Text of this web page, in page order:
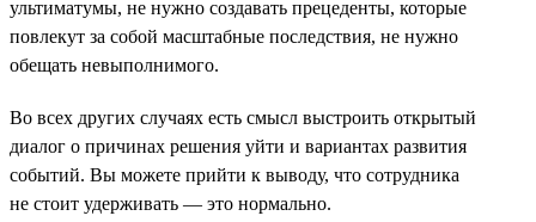
ультиматумы, не нужно создавать прецеденты, которые
повлекут за собой масштабные последствия, не нужно
обещать невыполнимого.
Во всех других случаях есть смысл выстроить открытый
диалог о причинах решения уйти и вариантах развития
событий. Вы можете прийти к выводу, что сотрудника
не стоит удерживать — это нормально.